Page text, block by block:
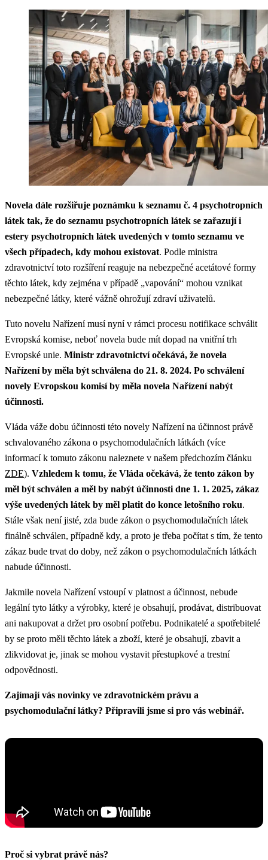
Novela dále rozšiřuje poznámku k seznamu č. 4 psychotropních
látek tak, že do seznamu psychotropních látek se zařazují i
estery psychotropních látek uvedených v tomto seznamu ve
všech případech, kdy mohou existovat. Podle ministra
zdravotnictví toto rozšíření reaguje na nebezpečné acetátové formy
těchto látek, kdy zejména v případě „vapování“ mohou vznikat
nebezpečné látky, které vážně ohrožují zdraví uživatelů.
Tuto novelu Nařízení musí nyní v rámci procesu notifikace schválit
Evropská komise, neboť novela bude mít dopad na vnitřní trh
Evropské unie. Ministr zdravotnictví očekává, že novela
Nařízení by měla být schválena do 21. 8. 2024. Po schválení
novely Evropskou komisí by měla novela Nařízení nabýt
účinnosti.
Vláda váže dobu účinnosti této novely Nařízení na účinnost právě
schvalovaného zákona o psychomodulačních látkách (více
informací k tomuto zákonu naleznete v našem předchozím článku
ZDE). Vzhledem k tomu, že Vláda očekává, že tento zákon by
měl být schválen a měl by nabýt účinnosti dne 1. 1. 2025, zákaz
výše uvedených látek by měl platit do konce letošního roku.
Stále však není jisté, zda bude zákon o psychomodulačních látek
finálně schválen, případně kdy, a proto je třeba počítat s tím, že tento
zákaz bude trvat do doby, než zákon o psychomodulačních látkách
nabude účinnosti.
Jakmile novela Nařízení vstoupí v platnost a účinnost, nebude
legální tyto látky a výrobky, které je obsahují, prodávat, distribuovat
ani nakupovat a držet pro osobní potřebu. Podnikatelé a spotřebitelé
by se proto měli těchto látek a zboží, které je obsahují, zbavit a
zlikvidovat je, jinak se mohou vystavit přestupkové a trestní
odpovědnosti.
Zajímají vás novinky ve zdravotnickém právu a
psychomodulační látky? Připravili jsme si pro vás webinář.
Proč si vybrat právě nás?